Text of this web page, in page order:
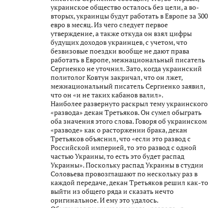
украинское общество осталось без цели, а во-
вторых, украинцы будут работать в Европе за 300
евро в месяц. Из чего следует первое
утверждение, а также откуда он взял цифры
будущих доходов украинцев, с учетом, что
безвизовые поездки вообще не дают права
работать в Европе, межнациональный писатель
Сергиенко не уточнил. Зато, когда украинский
политолог Ковтун закричал, что он лжет,
межнациональный писатель Сергиенко заявил,
что он «и не таких кабанов валил».
Наиболее развернуто раскрыл тему украинского
«развода» декан Третьяков. Он сумел обыграть
оба значения этого слова. Говоря об украинском
«разводе» как о расторжении брака, декан
Третьяков объяснил, что «если это развод с
Российской империей, то это развод с одной
частью Украины, то есть это будет распад
Украины». Поскольку распад Украины в студии
Соловьева провозглашают по нескольку раз в
каждой передаче, декан Третьяков решил как-то
выйти из общего ряда и сказать нечто
оригинальное. И ему это удалось.